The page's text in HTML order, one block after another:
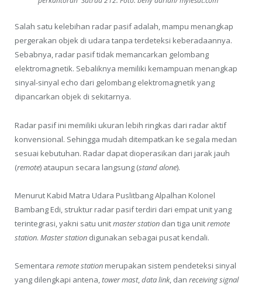
Salah satu kelebihan radar pasif adalah, mampu menangkap
pergerakan objek di udara tanpa terdeteksi keberadaannya.
Sebabnya, radar pasif tidak memancarkan gelombang
elektromagnetik. Sebaliknya memiliki kemampuan menangkap
sinyal-sinyal echo dari gelombang elektromagnetik yang
dipancarkan objek di sekitarnya.
Radar pasif ini memiliki ukuran lebih ringkas dari radar aktif
konvensional. Sehingga mudah ditempatkan ke segala medan
sesuai kebutuhan. Radar dapat dioperasikan dari jarak jauh
(remote) ataupun secara langsung (stand alone).
Menurut Kabid Matra Udara Puslitbang Alpalhan Kolonel
Bambang Edi, struktur radar pasif terdiri dari empat unit yang
terintegrasi, yakni satu unitmaster station dan tiga unitremote
station. Master station digunakan sebagai pusat kendali.
Sementara remote station merupakan sistem pendeteksi sinyal
yang dilengkapi antena,tower mast,data link, dan receiving signal